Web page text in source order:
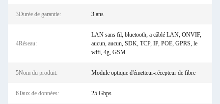
3Durée de garantie: 3 ans
4Réseau:
LAN sans fil, bluetooth, a câblé LAN, ONVIF,
aucun, aucun, SDK, TCP, IP, POE, GPRS, le
wifi, 4g, GSM
5Nom du produit: Module optique d'émetteur-récepteur de fibre
6Taux de données: 25 Gbps